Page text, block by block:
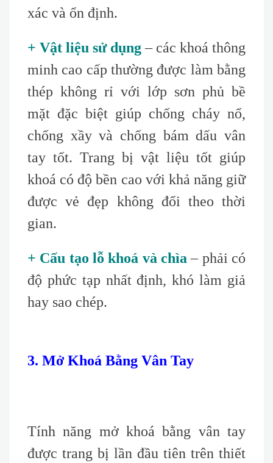
xác và ổn định.
+ Vật liệu sử dụng– các khoá thông
minh cao cấp thường được làm bằng
thép không rỉ với lớp sơn phủ bề
mặt đặc biệt giúp chống cháy nổ,
chống xầy và chống bám dấu vân
tay tốt. Trang bị vật liệu tốt giúp
khoá có độ bền cao với khả năng giữ
được vẻ đẹp không đổi theo thời
gian.
+ Cấu tạo lỗ khoá và chìa – phải có
độ phức tạp nhất định, khó làm giả
hay sao chép.
3. Mở Khoá Bằng Vân Tay
Tính năng mở khoá bằng vân tay
được trang bị lần đầu tiên trên thiết